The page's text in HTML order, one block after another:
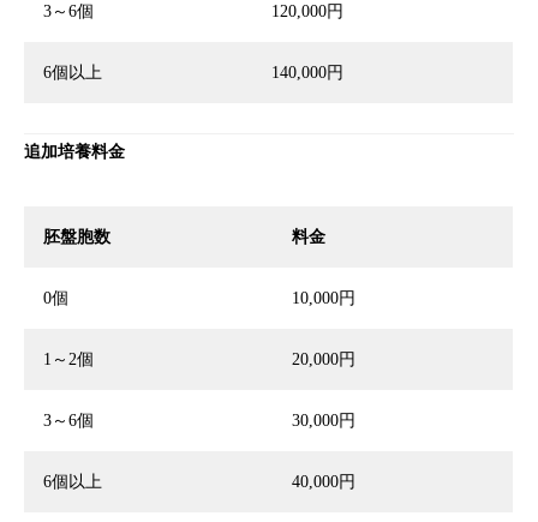
3～6個 120,000円
6個以上 140,000円
追加培養料金
胚盤胞数 料金
0個 10,000円
1～2個 20,000円
3～6個 30,000円
6個以上 40,000円